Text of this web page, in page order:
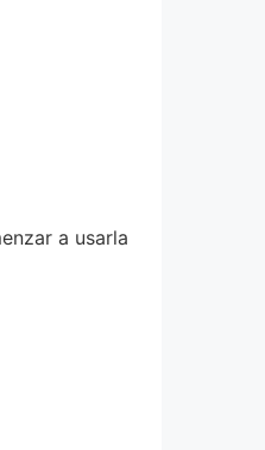
a usarla